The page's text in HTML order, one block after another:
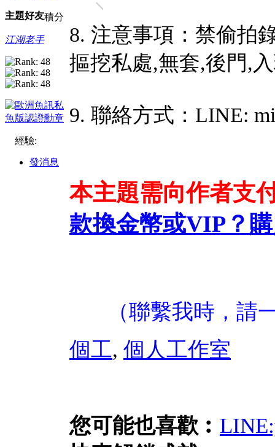
主題好友積分
江湖老手
經驗:
發消息
8. 注意事項：禁偷拍
摳挖私處,無套,後門,
9. 聯絡方式：LINE:
本主題需向作者支
款換金幣或VIP？
（聯繫我時，請
個工, 個人工作室
您可能也喜歡︰